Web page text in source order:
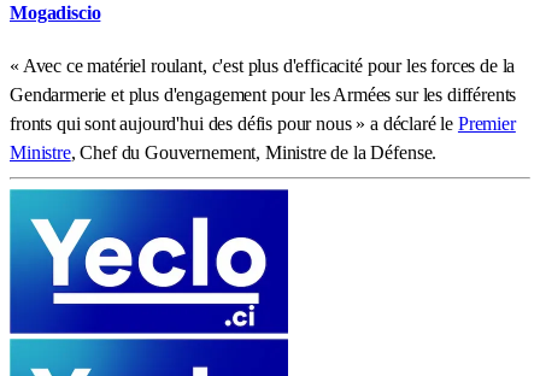
Mogadiscio
« Avec ce matériel roulant, c'est plus d'efficacité pour les forces de la
Gendarmerie et plus d'engagement pour les Armées sur les différents
fronts qui sont aujourd'hui des défis pour nous » a déclaré le Premier
Ministre, Chef du Gouvernement, Ministre de la Défense.